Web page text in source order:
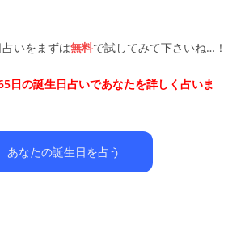
いをまずは無料で試してみて下さいね…！
日の誕生日占いであなたを詳しく占いま
あなたの誕生日を占う